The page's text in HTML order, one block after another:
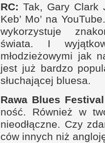
RC: Tak, Gary Clark
Keb’ Mo’ na
wykorzystuje
świata. I w
młodzieżowymi jak
jest już bar­dzo
słuchającej bluesa.
Rawa Blues
ność. Rów­nieżw t
nieod­łączne. Czy
ców innych niż